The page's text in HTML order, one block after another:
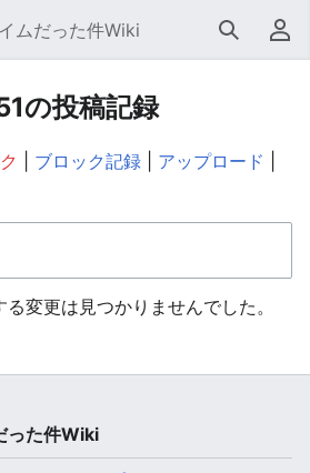
ムだった件Wiki 検索 利用者メニュー
の投稿記録
ブロック記録
アップロード
変更は見つかりませんでした。
った件Wiki